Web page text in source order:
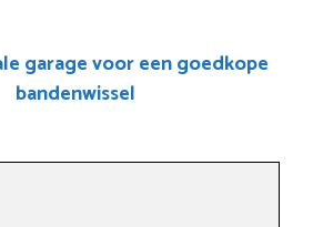
garage voor een goedkope
bandenwissel